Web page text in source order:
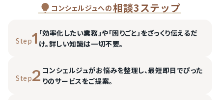
コンシェルジュへの相談3ステップ
Step1 「効率化したい業務」や「困りごと」をざっくり伝えるだ
け。詳しい知識は一切不要。
Step2 コンシェルジュがお悩みを整理し、最短即日でぴった
りのサービスをご提案。